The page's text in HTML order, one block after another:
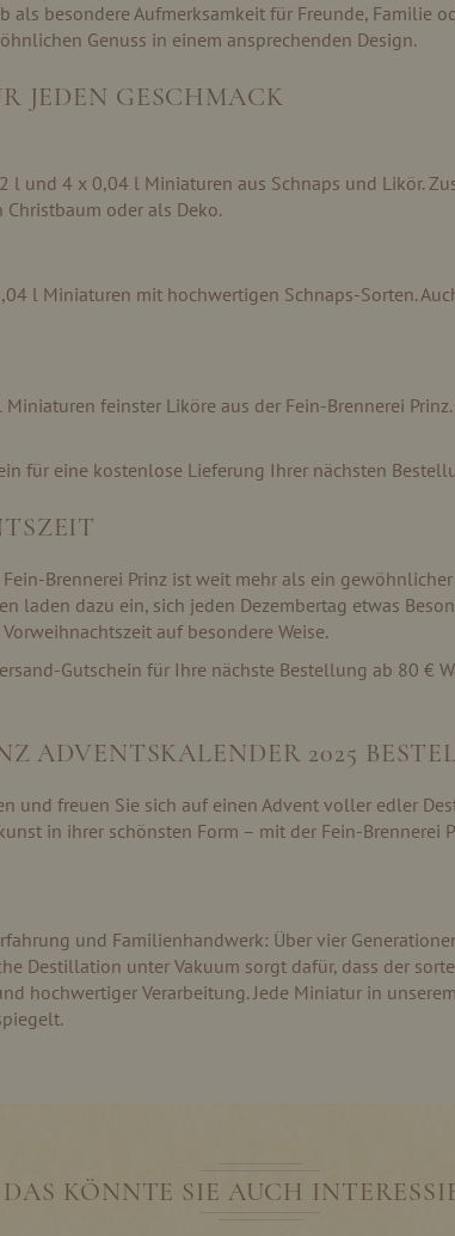
als besondere Aufmerksamkeit für Freunde, Familie
Genuss in einem ansprechenden Design.
JEDEN GESCHMACK
l und 4 x 0,04 l Miniaturen aus Schnaps und Likör.
oder als Deko.
l Miniaturen mit hochwertigen Schnaps-Sorten.
feinster Liköre aus der Fein-Brennerei
für eine kostenlose Lieferung Ihrer nächsten
Brennerei Prinz ist weit mehr als ein
laden dazu ein, sich jeden Dezembertag etwas
auf besondere Weise.
Gutschein für Ihre nächste Bestellung ab 80 €
ADVENTSKALENDER 2025
und freuen Sie sich auf einen Advent voller edler
in ihrer schönsten Form – mit der Fein-Brennerei
und Familienhandwerk: Über vier
Destillation unter Vakuum sorgt dafür, dass der
hochwertiger Verarbeitung. Jede Miniatur in
DAS KÖNNTE SIE AUCH